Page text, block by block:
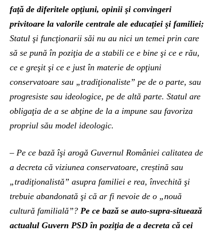
faţă de diferitele opţiuni, opinii şi convingeri
privitoare la valorile centrale ale educaţiei şi familiei;
Statul şi funcţionarii săi nu au nici un temei prin care
să se pună în poziţia de a stabili ce e bine şi ce e rău,
ce e greşit şi ce e just în materie de opţiuni
conservatoare sau „tradiţionaliste” pe de o parte, sau
progresiste sau ideologice, pe de altă parte. Statul are
obligaţia de a se abţine de la a impune sau favoriza
propriul său model ideologic.
– Pe ce bază îşi arogă Guvernul României calitatea de
a decreta că viziunea conservatoare, creștină sau
„tradiţionalistă” asupra familiei e rea, învechită şi
trebuie abandonată şi că ar fi nevoie de o „nouă
cultură familială”? Pe ce bază se auto-supra-situează
actualul Guvern PSD în poziţia de a decreta că cei